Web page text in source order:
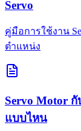
Servo
คู่มือการใช้งาน
ตำแหน่ง
Servo Motor กั
แบบไหน